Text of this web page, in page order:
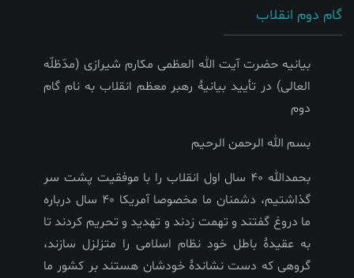
گام دوم انقلاب
بیانیه حضرت آیت الله العظمی مکارم شیرازی (مدّظلّه
العالی) در تأیید بیانیۀ رهبر معظم انقلاب به نام گام
دوم
بسم الله الرحمن الرحیم
بحمدالله 40 سال اول انقلاب را با موفقیت پشت سر
گذاشتیم، دشمنان ما مخصوصا آمریکا 40 سال درباره
ما دروغ گفتند و تهمت زدند و تهدید و تحریم کردند تا
به عقیدۀ باطل خود نظام اسلامی را متزلزل سازند،
گروهی که دست نشاندۀ خودشان هستند بر کشور ما